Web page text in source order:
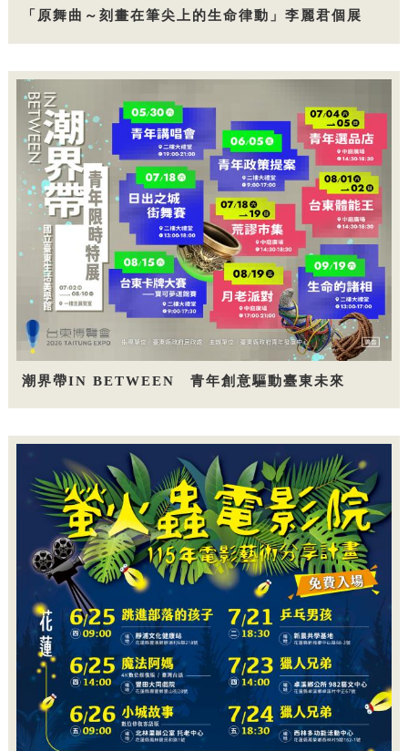
「原舞曲～刻畫在筆尖上的生命律動」李麗君個展
潮界帶IN BETWEEN 青年創意驅動臺東未來